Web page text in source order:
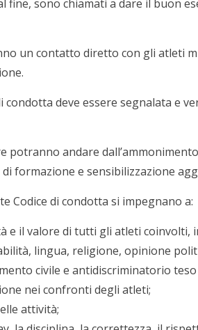
sono chiamati a dare il buon
un contatto diretto con gli atleti
condotta deve essere segnalata e
potranno andare
formazione e sensibilizzazione
Codice di condotta si impegnano a:
e il valore di tutti gli atleti
lingua, religione, opinione
civile e antidiscriminatorio
nei confronti degli atleti;
attività;